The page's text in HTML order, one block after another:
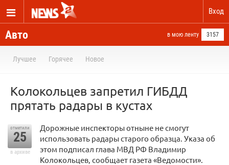
Вход
Авто в мою ленту 3157
Лучшее Горячее Новое
Колокольцев запретил ГИБДД
прятать радары в кустах
отметили
25
в архиве
Дорожные инспекторы отныне не смогут
использовать радары старого образца. Указа об
этом подписал глава МВД РФ Владимир
Колокольцев, сообщает газета «Ведомости».